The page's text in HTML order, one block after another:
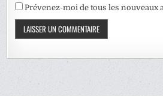
Prévenez-moi de tous les nouveaux